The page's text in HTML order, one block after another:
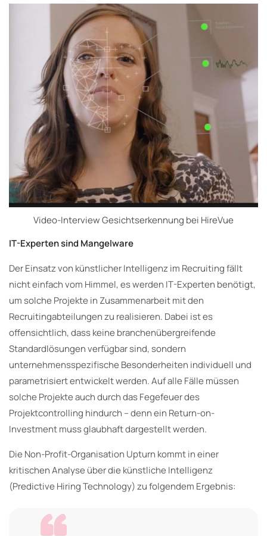
Video-Interview Gesichtserkennung bei HireVue
IT-Experten sind Mangelware
Der Einsatz von künstlicher Intelligenz im Recruiting fällt
nicht einfach vom Himmel, es werden IT-Experten benötigt,
um solche Projekte in Zusammenarbeit mit den
Recruitingabteilungen zu realisieren. Dabei ist es
offensichtlich, dass keine branchenübergreifende
Standardlösungen verfügbar sind, sondern
unternehmensspezifische Besonderheiten individuell und
parametrisiert entwickelt werden. Auf alle Fälle müssen
solche Projekte auch durch das Fegefeuer des
Projektcontrolling hindurch – denn ein Return-on-
Investment muss glaubhaft dargestellt werden.
Die Non-Profit-Organisation Upturn kommt in einer
kritischen Analyse über die künstliche Intelligenz
(Predictive Hiring Technology) zu folgendem Ergebnis: